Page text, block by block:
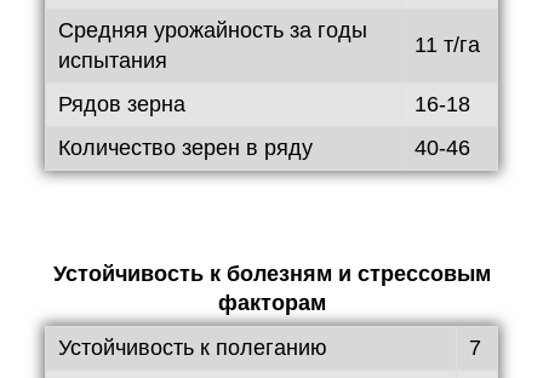
Средняя урожайность за годы
испытания
11 т/га
Рядов зерна
16-18
Количество зерен в ряду
40-46
Устойчивость к болезням и стрессовым
факторам
Устойчивость к полеганию
7